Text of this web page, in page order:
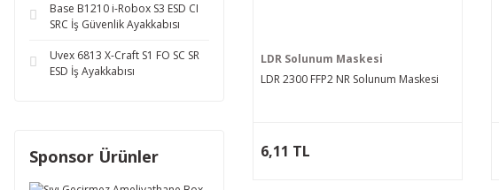
Base B1210 i-Robox S3 ESD CI
SRC İş Güvenlik Ayakkabısı
Uvex 6813 X-Craft S1 FO SC SR
ESD İş Ayakkabısı
Sponsor Ürünler
LDR Solunum Maskesi
LDR 2300 FFP2 NR Solunum Maskesi
6,11 TL